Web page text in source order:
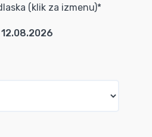
(klik za izmenu)*